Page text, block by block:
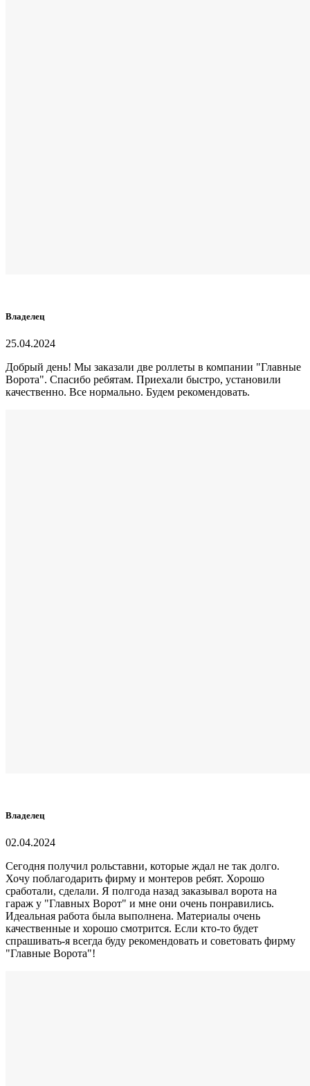
Владелец
25.04.2024
Добрый день! Мы заказали две роллеты в компании "Главные
Ворота". Спасибо ребятам. Приехали быстро, установили
качественно. Все нормально. Будем рекомендовать.
Владелец
02.04.2024
Сегодня получил рольставни, которые ждал не так долго.
Хочу поблагодарить фирму и монтеров ребят. Хорошо
сработали, сделали. Я полгода назад заказывал ворота на
гараж у "Главных Ворот" и мне они очень понравились.
Идеальная работа была выполнена. Материалы очень
качественные и хорошо смотрится. Если кто-то будет
спрашивать-я всегда буду рекомендовать и советовать фирму
"Главные Ворота"!